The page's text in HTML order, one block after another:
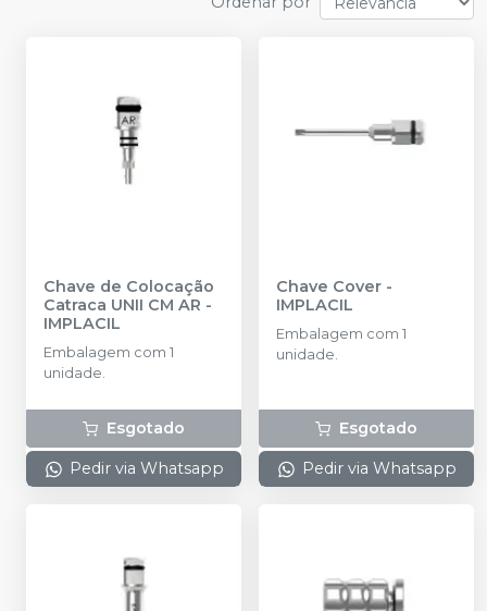
Chave de Colocação
Catraca UNII CM AR -
IMPLACIL
Embalagem com 1
unidade.
Esgotado
Pedir via Whatsapp
Chave Cover -
IMPLACIL
Embalagem com 1
unidade.
Esgotado
Pedir via Whatsapp